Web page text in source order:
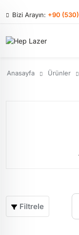
Bizi Arayın: +90
Anasayfa Ürünler
Filtrele